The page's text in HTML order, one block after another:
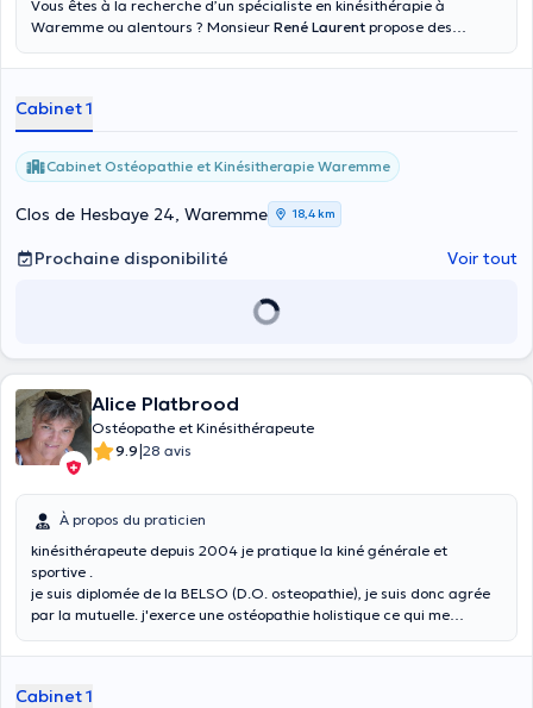
Vous êtes à la recherche d’un spécialiste en kinésithérapie à
Waremme ou alentours ? Monsieur René Laurent propose des
Laissez-vous aller entre ses mains expertes pour retrouver toutes
Cabinet 1
Cabinet Ostéopathie et Kinésitherapie Waremme
Clos de Hesbaye 24, Waremme 18,4 km
Prochaine disponibilité Voir tout
Alice Platbrood
Ostéopathe et Kinésithérapeute
9.9|28 avis
À propos du praticien
kinésithérapeute depuis 2004 je pratique la kiné générale et
sportive .
je suis diplomée de la BELSO (D.O. osteopathie), je suis donc agrée
par la mutuelle. j'exerce une ostéopathie holistique ce qui me
sacré).
Cabinet 1